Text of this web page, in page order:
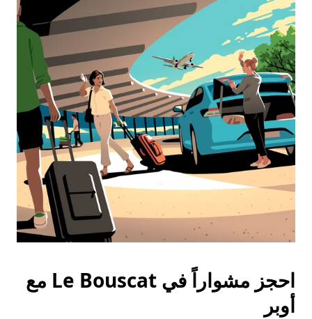
احجز مشواراً في Le Bouscat مع
أوبر